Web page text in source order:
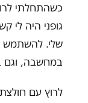
כשהתחלתי
גופני היה לי
שלי. להשתמש
במחשבה, וגם
לרוץ עם